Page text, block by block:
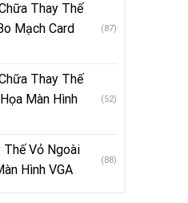
Thay Thế
Mạch Card
(87)
Thay Thế
Màn Hình
(52)
Thế Vỏ Ngoài
Hình VGA
(88)